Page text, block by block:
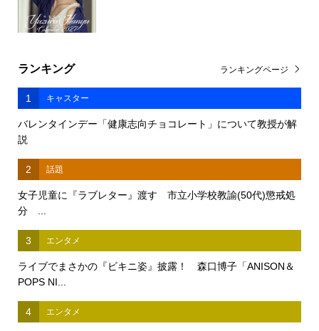
ランキング
1 キャスター
バレンタインデー「健康志向チョコレート」について教授が解
説
2 話題
女子児童に『ラブレター』渡す 市立小学校教諭(50代)懲戒処
分 ...
3 エンタメ
ライブでまさかの『ビキニ姿』披露！ 森口博子「ANISON＆
POPS NI...
4 エンタメ
ランキングページ